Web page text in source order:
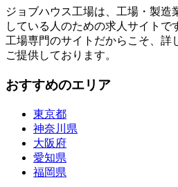
ジョブハウス工場は、工場・製造
している人のための求人サイトで
工場専門のサイトだからこそ、詳
ご提供しております。
おすすめのエリア
東京都
神奈川県
大阪府
愛知県
福岡県